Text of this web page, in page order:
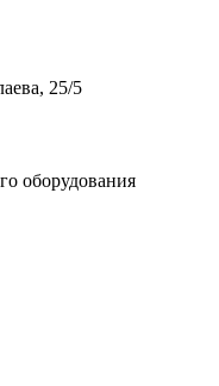
25/5
оборудования